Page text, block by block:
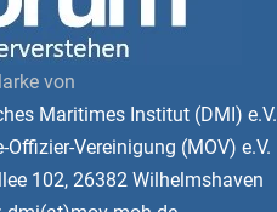
von
Maritimes Institut (DMI) e.V.
Offizier-Vereinigung (MOV) e.V.
102, 26382 Wilhelmshaven